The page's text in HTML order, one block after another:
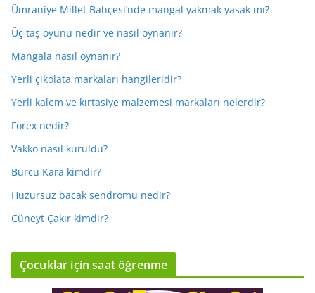
Ümraniye Millet Bahçesi’nde mangal yakmak yasak mı?
Üç taş oyunu nedir ve nasıl oynanır?
Mangala nasıl oynanır?
Yerli çikolata markaları hangileridir?
Yerli kalem ve kırtasiye malzemesi markaları nelerdir?
Forex nedir?
Vakko nasıl kuruldu?
Burcu Kara kimdir?
Huzursuz bacak sendromu nedir?
Cüneyt Çakır kimdir?
Çocuklar için saat öğrenme